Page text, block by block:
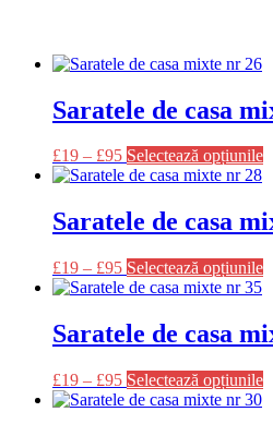
Saratele de casa
£19 – £95 Selectează opțiunile
Saratele de casa
£19 – £95 Selectează opțiunile
Saratele de casa
£19 – £95 Selectează opțiunile